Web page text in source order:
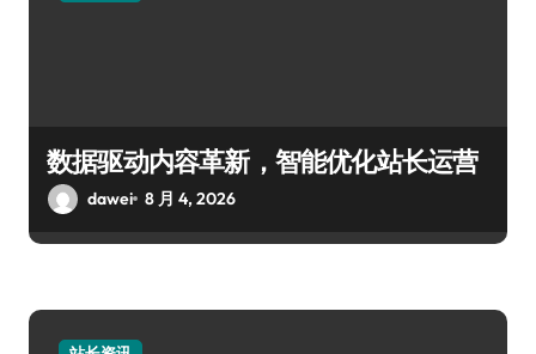
数据驱动内容革新，智能优化站长运营
dawei 8 月 4, 2026